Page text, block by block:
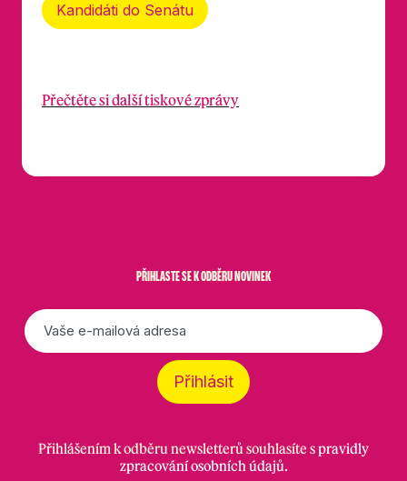
Kandidáti do Senátu
Přečtěte si další tiskové zprávy
PŘIHLASTE SE K ODBĚRU NOVINEK
E-
mail
Přihlásit
Přihlášením k odběru newsletterů souhlasíte spravidly
zpracování osobních údajů.